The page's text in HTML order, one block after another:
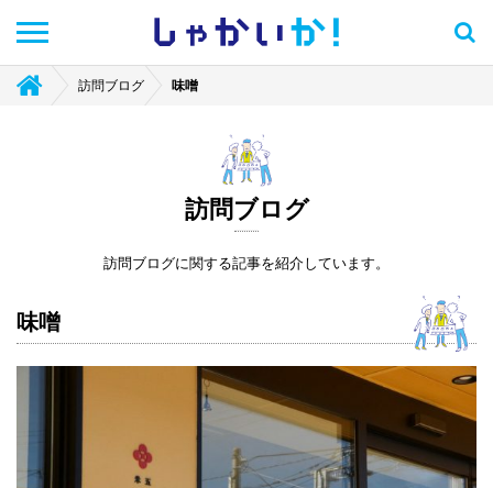
しゃかい か！
訪問ブログ 味噌
訪問ブログ
訪問ブログに関する記事を紹介しています。
味噌